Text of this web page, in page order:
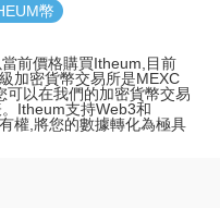
幣
前價格購買Itheum,目前
加密貨幣交易所是MEXC
以在我們的加密貨幣交易
Itheum支持Web3和
權,將您的數據轉化為極具